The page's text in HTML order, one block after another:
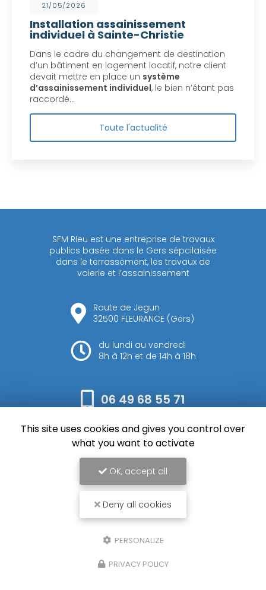
21/05/2026
Installation assainissement
individuel à Sainte-Christie
Dans le cadre du changement de destination
d’un bâtiment en logement locatif, notre client
devait mettre en place un système
d’assainissement individuel, le bien n’étant pas
raccordé…
Toute l'actualité
SFM RIeu est une entreprise de travaux
publics basée dans le Gers sépcilaisée
dans le terrassement, les travaux de
voierie et l’assainissement
Route de Jegun
32500 FLEURANCE (Gers)
du lundi au vendredi
8h à 12h et de 14h à 18h
06 49 68 55 71
Envoyez votre message
SFM Rieu, Entreprise de terrassement et assainissement à Auch
Mentions légales
Liens utiles
Demande de Devis
This site uses cookies and gives you control over
what you want to activate
OK, accept all
Deny all cookies
PERSONALIZE
PRIVACY POLICY